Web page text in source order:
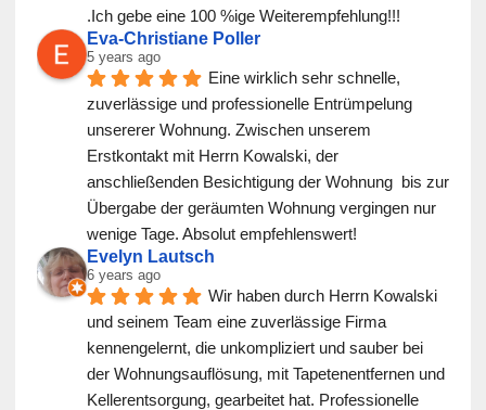
.Ich gebe eine 100 %ige Weiterempfehlung!!!
Eva-Christiane Poller
5 years ago
Eine wirklich sehr schnelle,
zuverlässige und professionelle Entrümpelung
unsererer Wohnung. Zwischen unserem
Erstkontakt mit Herrn Kowalski, der
anschließenden Besichtigung der Wohnung  bis zur
Übergabe der geräumten Wohnung vergingen nur
wenige Tage. Absolut empfehlenswert!
Evelyn Lautsch
6 years ago
Wir haben durch Herrn Kowalski
und seinem Team eine zuverlässige Firma
kennengelernt, die unkompliziert und sauber bei
der Wohnungsauflösung, mit Tapetenentfernen und
Kellerentsorgung, gearbeitet hat. Professionelle